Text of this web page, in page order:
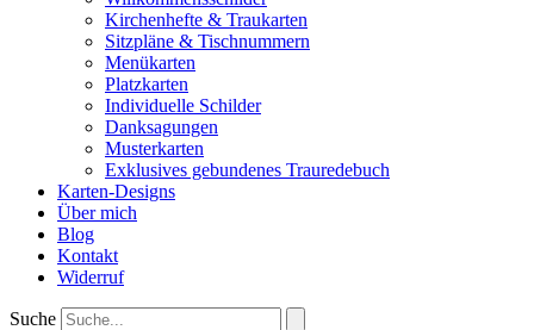
Kirchenhefte & Traukarten
Sitzpläne & Tischnummern
Menükarten
Platzkarten
Individuelle Schilder
Danksagungen
Musterkarten
Exklusives gebundenes Trauredebuch
Karten-Designs
Über mich
Blog
Kontakt
Widerruf
Suche